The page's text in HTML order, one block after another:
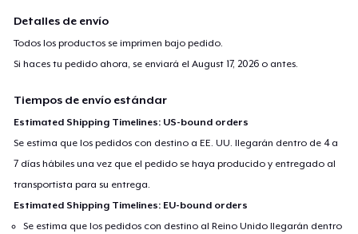
Detalles de envío
Todos los productos se imprimen bajo pedido.
Si haces tu pedido ahora, se enviará elAugust 17, 2026 o antes.
Tiempos de envío estándar
Estimated Shipping Timelines: US-bound orders
Se estima que los pedidos con destino a EE. UU. llegarán dentro de 4 a
7 días hábiles una vez que el pedido se haya producido y entregado al
transportista para su entrega.
Estimated Shipping Timelines: EU-bound orders
Se estima que los pedidos con destino al Reino Unido llegarán dentro